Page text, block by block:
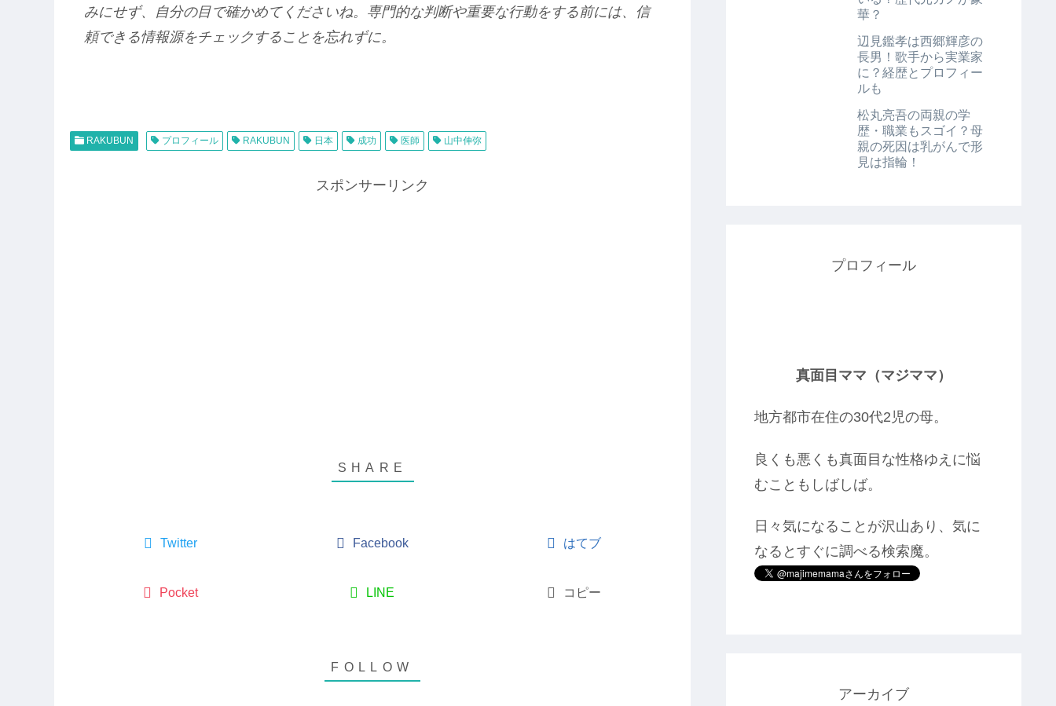
みにせず、自分の目で確かめてくださいね。専門的な判断や重要な行動をする前には、信
頼できる情報源をチェックすることを忘れずに。
RAKUBUN プロフィール RAKUBUN 日本 成功 医師 山中伸弥
スポンサーリンク
Twitter Facebook はてブ
Pocket LINE コピー
華？
辺見鑑孝は西郷輝彦の
長男！歌手から実業家
に？経歴とプロフィー
ルも
松丸亮吾の両親の学
歴・職業もスゴイ？母
親の死因は乳がんで形
見は指輪！
プロフィール
真面目ママ（マジママ）
地方都市在住の30代2児の母。
良くも悪くも真面目な性格ゆえに悩
むこともしばしば。
日々気になることが沢山あり、気に
なるとすぐに調べる検索魔。
アーカイブ